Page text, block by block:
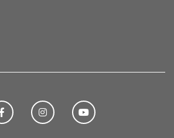
FACEBOOKINSTAGRAMYOUTUBE